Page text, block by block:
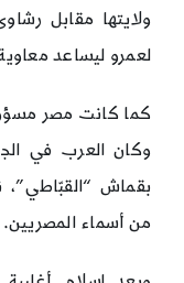
ولايتها مقابل
لعمرو ليساعد
كما كانت مصر
وكان العرب في
بقماش
من أسماء المصريين.